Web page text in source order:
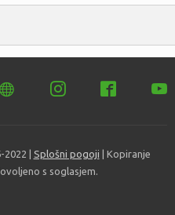
| Splošni pogoji | Kopiranje
s soglasjem.